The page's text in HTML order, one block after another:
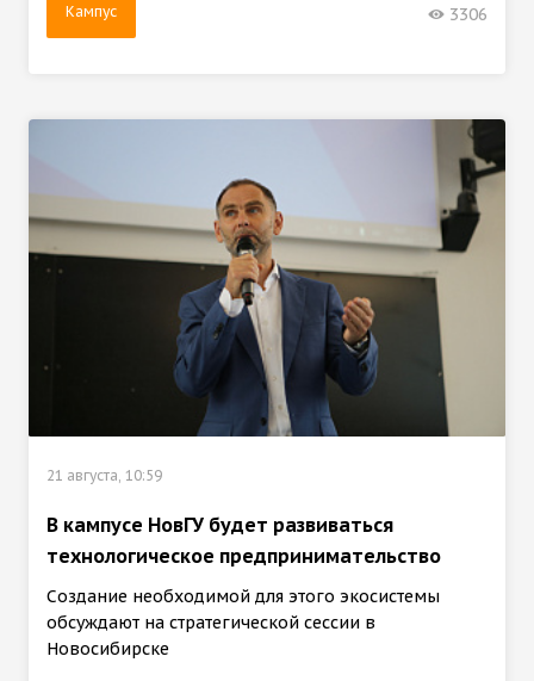
Кампус 3306
21 августа, 10:59
В кампусе НовГУ будет развиваться
технологическое предпринимательство
Создание необходимой для этого экосистемы
обсуждают на стратегической сессии в
Новосибирске